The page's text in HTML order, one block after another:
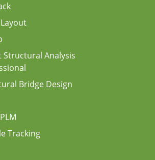
Structural Analysis
Bridge Design
Tracking